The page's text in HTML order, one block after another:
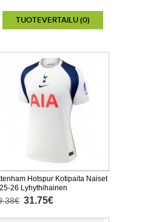
TUOTEVERTAILU (0)
Hotspur Kotipaita Naiset
26 Lyhythihainen
31.75€